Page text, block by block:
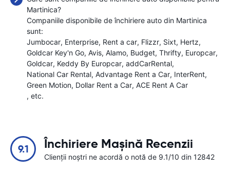
Martinica?
Companiile disponibile de închiriere auto din Martinica
sunt:
Jumbocar Enterprise Rent a car Flizzr Sixt Hertz
Goldcar Key'n Go Avis Alamo Budget Thrifty Europcar
Goldcar Keddy By Europcar addCarRental
National Car Rental Advantage Rent a Car InterRent
Green Motion Dollar Rent a Car ACE Rent A Car
, etc.
9.1 Închiriere Mașină Recenzii
Clienții noștri ne acordă o notă de 9.1/10 din 12842